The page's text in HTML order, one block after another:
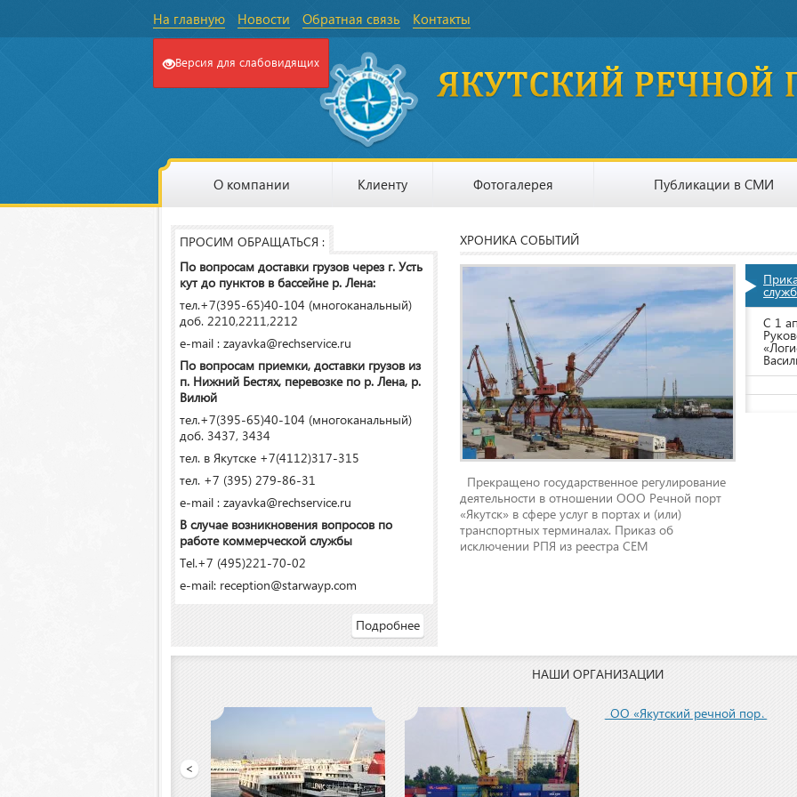
На главную Новости Обратная связь Контакты
Версия для слабовидящих
О компании Клиенту Фотогалерея Публикации в СМИ
ПРОСИМ ОБРАЩАТЬСЯ :
По вопросам доставки грузов через г. Усть
кут до пунктов в бассейне р. Лена:
тел.+7(395-65)40-104 (многоканальный)
доб. 2210,2211,2212
e-mail : zayavka@rechservice.ru
По вопросам приемки, доставки грузов из
п. Нижний Бестях, перевозке по р. Лена, р.
Вилюй
тел.+7(395-65)40-104 (многоканальный)
доб. 3437, 3434
тел. в Якутске +7(4112)317-315
тел. +7 (395) 279-86-31
e-mail : zayavka@rechservice.ru
В случае возникновения вопросов по
работе коммерческой службы
Tel.+7 (495)221-70-02
e-mail: reception@starwayp.com
Подробнее
ХРОНИКА СОБЫТИЙ
Прекращено государственное регулирование
деятельности в отношении ООО Речной порт
«Якутск» в сфере услуг в портах и (или)
транспортных терминалах. Приказ об
исключении РПЯ из реестра СЕМ
С 1
НАШИ ОРГАНИЗАЦИИ
<
ООО «Якутский речной порт»